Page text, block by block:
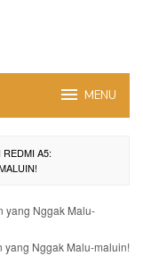
MENU
A5:
yang Nggak Malu-maluin!